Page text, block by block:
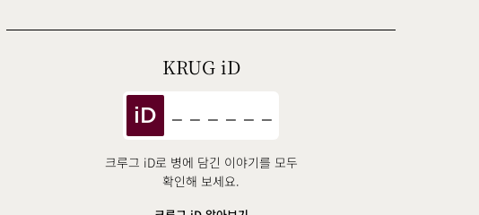
KRUGiD
iD
크루그 iD로 병에 담긴 이야기를 모두
확인해 보세요.